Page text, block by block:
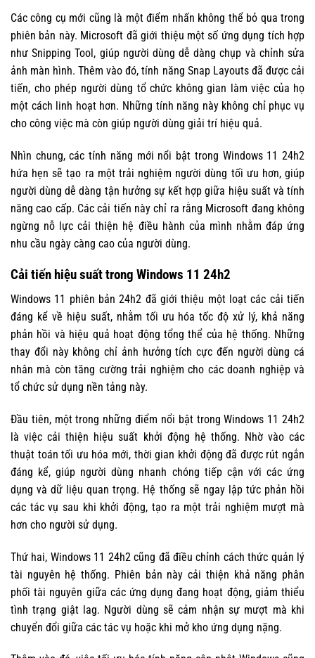
Các công cụ mới cũng là một điểm nhấn không thể bỏ qua trong
phiên bản này. Microsoft đã giới thiệu một số ứng dụng tích hợp
như Snipping Tool, giúp người dùng dễ dàng chụp và chỉnh sửa
ảnh màn hình. Thêm vào đó, tính năng Snap Layouts đã được cải
tiến, cho phép người dùng tổ chức không gian làm việc của họ
một cách linh hoạt hơn. Những tính năng này không chỉ phục vụ
cho công việc mà còn giúp người dùng giải trí hiệu quả.
Nhìn chung, các tính năng mới nổi bật trong Windows 11 24h2
hứa hẹn sẽ tạo ra một trải nghiệm người dùng tối ưu hơn, giúp
người dùng dễ dàng tận hưởng sự kết hợp giữa hiệu suất và tính
năng cao cấp. Các cải tiến này chỉ ra rằng Microsoft đang không
ngừng nỗ lực cải thiện hệ điều hành của mình nhằm đáp ứng
nhu cầu ngày càng cao của người dùng.
Cải tiến hiệu suất trong Windows 11 24h2
Windows 11 phiên bản 24h2 đã giới thiệu một loạt các cải tiến
đáng kể về hiệu suất, nhằm tối ưu hóa tốc độ xử lý, khả năng
phản hồi và hiệu quả hoạt động tổng thể của hệ thống. Những
thay đổi này không chỉ ảnh hưởng tích cực đến người dùng cá
nhân mà còn tăng cường trải nghiệm cho các doanh nghiệp và
tổ chức sử dụng nền tảng này.
Đầu tiên, một trong những điểm nổi bật trong Windows 11 24h2
là việc cải thiện hiệu suất khởi động hệ thống. Nhờ vào các
thuật toán tối ưu hóa mới, thời gian khởi động đã được rút ngắn
đáng kể, giúp người dùng nhanh chóng tiếp cận với các ứng
dụng và dữ liệu quan trọng. Hệ thống sẽ ngay lập tức phản hồi
các tác vụ sau khi khởi động, tạo ra một trải nghiệm mượt mà
hơn cho người sử dụng.
Thứ hai, Windows 11 24h2 cũng đã điều chỉnh cách thức quản lý
tài nguyên hệ thống. Phiên bản này cải thiện khả năng phân
phối tài nguyên giữa các ứng dụng đang hoạt động, giảm thiểu
tình trạng giật lag. Người dùng sẽ cảm nhận sự mượt mà khi
chuyển đổi giữa các tác vụ hoặc khi mở kho ứng dụng nặng.